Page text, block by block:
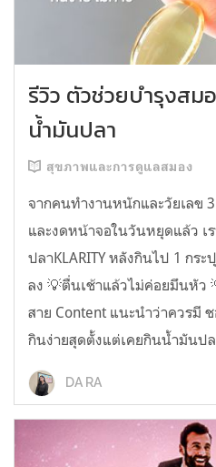
รีวิว ตัวช่วยบำรุงสม
น้ำมันปลา
สุขภาพและการดูแลสมอง
จากคนทำงานหนักและวัยเลข
และงดหน้าจอในวันหยุดแล้ว เ
ปลาKLARITY หลังกินไป 1 กร
ลง 💡ตื่นเช้าแล้วไม่ค่อยมึนหัว
สาย Content แนะนำว่าควรมี
กินง่ายสุดตั้งแต่เคยกินน้ำมันปล
DA RA